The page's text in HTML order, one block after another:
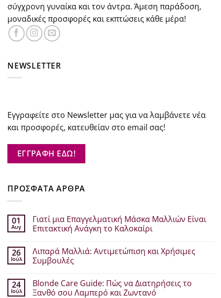
σύγχρονη γυναίκα και τον άντρα. Άμεση παράδοση,
μοναδικές προσφορές και εκπτώσεις κάθε μέρα!
NEWSLETTER
Εγγραφείτε στο Newsletter μας για να λαμβάνετε νέα
και προσφορές, κατευθείαν στο email σας!
ΕΓΓΡΑΦΗ ΕΔΩ!
ΠΡΟΣΦΑΤΑ ΑΡΘΡΑ
01
Αυγ
Γιατί μια Επαγγελματική Μάσκα Μαλλιών Είναι
Επιτακτική Ανάγκη το Καλοκαίρι
σχόλια
στο
Γιατί
Μάσκα
Μαλλιών
Είναι
26
Ιούλ
Λιπαρά Μαλλιά: Αντιμετώπιση και Χρήσιμες
Συμβουλές
σχόλια
στο
Λιπαρά
24
Ιούλ
Blonde Care Guide: Πώς να Διατηρήσεις το
Ξανθό σου Λαμπερό και Ζωντανό